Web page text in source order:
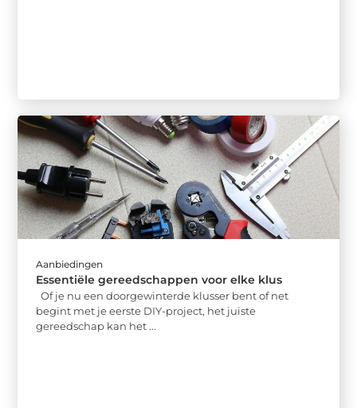
Aanbiedingen
Essentiële gereedschappen voor elke klus
Of je nu een doorgewinterde klusser bent of net
begint met je eerste DIY-project, het juiste
gereedschap kan het ...